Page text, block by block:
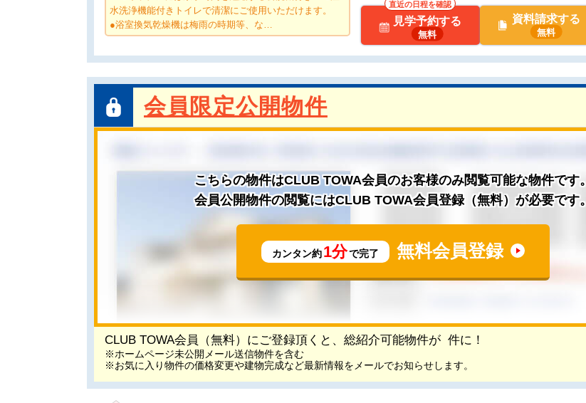
水洗浄機能付きトイレで清潔にご使用いただけます。
●浴室換気乾燥機は梅雨の時期等、な…
直近の日程を確認
見学予約する
無料
資料請求する
無料
会員限定公開物件
こちらの物件はCLUB TOWA会員のお客様のみ閲覧可能な物件です。
会員公開物件の閲覧にはCLUB TOWA会員登録（無料）が必要です。
カンタン約1分で完了 無料会員登録
CLUB TOWA会員（無料）にご登録頂くと、総紹介可能物件が 件に！
※ホームページ未公開メール送信物件を含む
※お気に入り物件の価格変更や建物完成など最新情報をメールでお知らせします。